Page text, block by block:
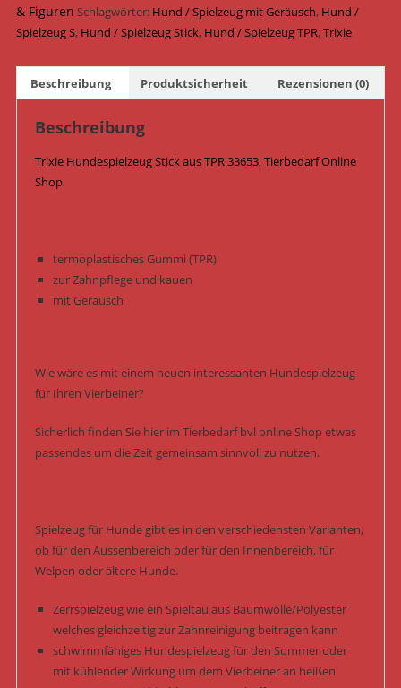
cm
33653
Orange
Menge
& Figuren Schlagwörter: Hund / Spielzeug mit Geräusch, Hund /
Spielzeug S, Hund / Spielzeug Stick, Hund / Spielzeug TPR,Trixie
Beschreibung Produktsicherheit Rezensionen (0)
Beschreibung
Trixie Hundespielzeug Stick aus TPR 33653, Tierbedarf Online
Shop
termoplastisches Gummi (TPR)
zur Zahnpflege und kauen
mit Geräusch
Wie wäre es mit einem neuen interessanten Hundespielzeug
für Ihren Vierbeiner?
Sicherlich finden Sie hier im Tierbedarf bvl online Shop etwas
passendes um die Zeit gemeinsam sinnvoll zu nutzen.
Spielzeug für Hunde gibt es in den verschiedensten Varianten,
ob für den Aussenbereich oder für den Innenbereich, für
Welpen oder ältere Hunde.
Zerrspielzeug wie ein Spieltau aus Baumwolle/Polyester
welches gleichzeitig zur Zahnreinigung beitragen kann
schwimmfähiges Hundespielzeug für den Sommer oder
mit kühlender Wirkung um dem Vierbeiner an heißen